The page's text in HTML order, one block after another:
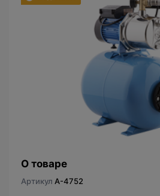
О товаре
Артикул A-4752